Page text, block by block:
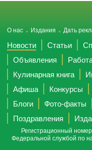
О нас Издания Дать
Новости Статьи
Объявления
Кулинарная книга
Афиша
Конкурсы
Блоги
Фото-факты
Поздравления
Регистрационный
Федеральной службой по